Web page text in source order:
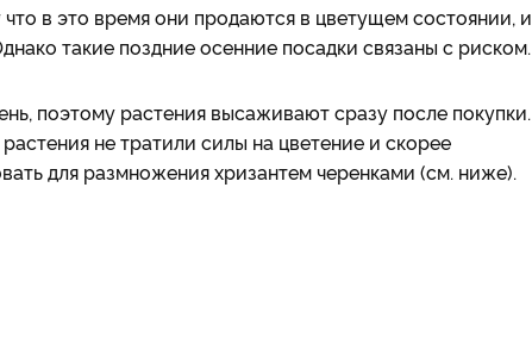
в это время они продаются в цветущем состоянии, и
такие поздние осенние посадки связаны с риском.
поэтому растения высаживают сразу после покупки.
не тратили силы на цветение и скорее
для размножения хризантем черенками (см. ниже).